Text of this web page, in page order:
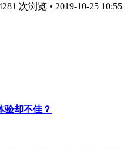
次浏览 • 2019-10-25 10:55
验却不佳？